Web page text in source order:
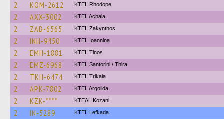
2 KOM-2612 KTEL Rhodope
2 AXX-3002 KTEL Achaia
2 ZAB-6565 KTEL Zakynthos
2 INH-9450 KTEL Ioannina
2 EMH-1881 KTEL Tinos
2 EMZ-6968 KTEL Santorini / Thira
2 TKH-6474 ΚΤΕL Τrikala
2 APK-7802 KTEL Argolida
2 KZK-**** KTEAL Kozani
2 IN-5289 KTEL Lefkada